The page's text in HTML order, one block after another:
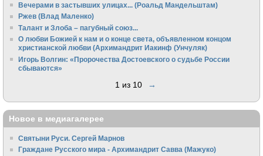
Вечерами в застывших улицах... (Роальд Мандельштам)
Ржев (Влад Маленко)
Талант и Злоба – пагубный союз...
О любви Божией к нам и о конце света, объявленном концом
христианской любви (Архимандрит Иакинф (Унчуляк)
Игорь Волгин: «Пророчества Достоевского о судьбе России
сбываются»
1 из 10 →
Новое в медиагалерее
Святыни Руси. Сергей Марнов
Граждане Русского мира - Архимандрит Савва (Мажуко)